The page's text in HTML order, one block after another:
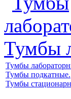
Тумбы
Тумбы
Тумбы подкатные.
Тумбы